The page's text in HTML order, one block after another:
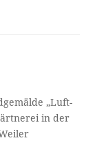
„Luft-
in der